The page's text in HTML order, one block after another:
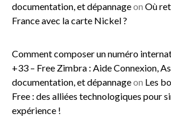
documentation, et dépannageon Où
France avec la carte Nickel ?
Comment composer un numéro
+33 – Free Zimbra : Aide Connexion,
documentation, et dépannageon Les
Free : des alliées technologiques pour
expérience !